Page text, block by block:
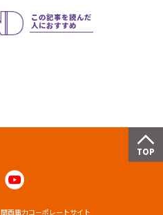
この記事を読んだ
人におすすめ
関西電力コーポレートサイト